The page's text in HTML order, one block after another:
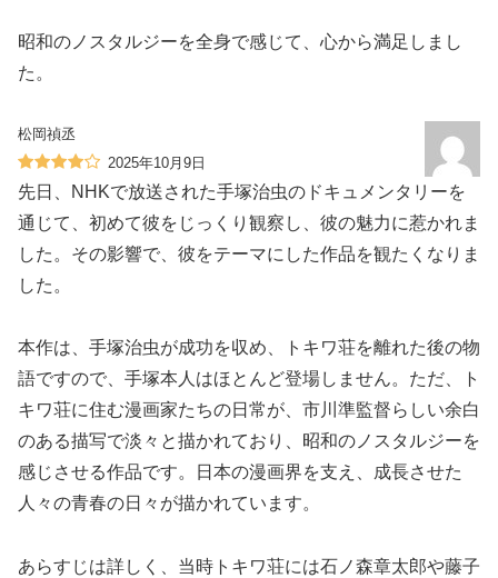
昭和のノスタルジーを全身で感じて、心から満足しまし
た。
松岡禎丞
2025年10月9日
先日、NHKで放送された手塚治虫のドキュメンタリーを
通じて、初めて彼をじっくり観察し、彼の魅力に惹かれま
した。その影響で、彼をテーマにした作品を観たくなりま
した。
本作は、手塚治虫が成功を収め、トキワ荘を離れた後の物
語ですので、手塚本人はほとんど登場しません。ただ、ト
キワ荘に住む漫画家たちの日常が、市川準監督らしい余白
のある描写で淡々と描かれており、昭和のノスタルジーを
感じさせる作品です。日本の漫画界を支え、成長させた
人々の青春の日々が描かれています。
あらすじは詳しく、当時トキワ荘には石ノ森章太郎や藤子